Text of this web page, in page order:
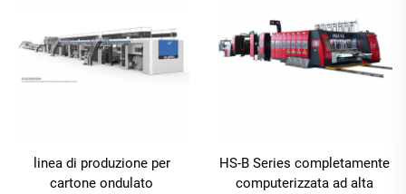
linea di produzione per
cartone ondulato
HS-B Series completamente
computerizzata ad alta